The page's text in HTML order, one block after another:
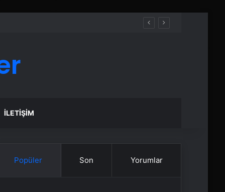
İLETIŞIM
Popüler Son Yorumlar